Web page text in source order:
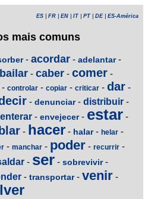
ES FR EN IT PT DE| ES-América
mais comuns
- acordar - adelantar-
bailar - caber - comer -
- controlar - copiar - criticar - dar -
- denunciar- distribuir -
enterar - envejecer- estar -
- hacer - halar- helar -
- manchar - poder - recurrir -
- ser - sobrevivir-
- transportar- venir -